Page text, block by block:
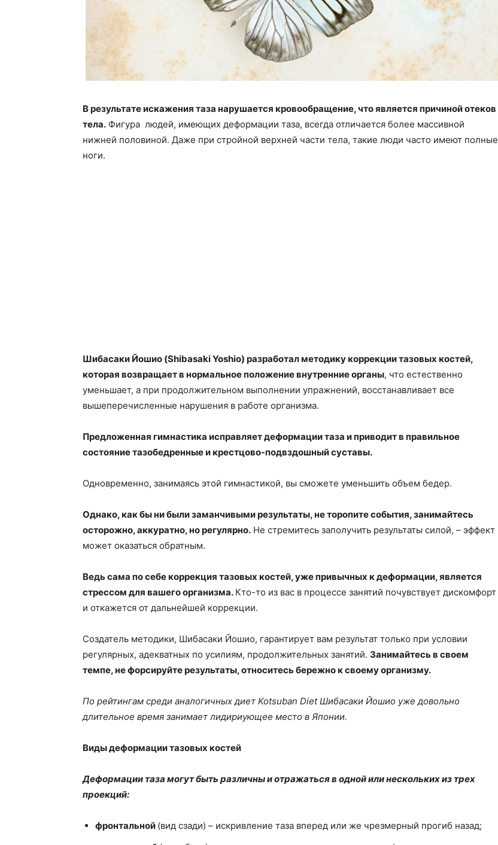
В результате искажения таза нарушается кровообращение, что является причиной отеков
тела. Фигура людей, имеющих деформации таза, всегда отличается более массивной
нижней половиной. Даже при стройной верхней части тела, такие люди часто имеют полные
ноги.
Шибасаки Йошио (Shibasaki Yoshio) разработал методику коррекции тазовых костей,
которая возвращает в нормальное положение внутренние органы, что естественно
уменьшает, а при продолжительном выполнении упражнений, восстанавливает все
вышеперечисленные нарушения в работе организма.
Предложенная гимнастика исправляет деформации таза и приводит в правильное
состояние тазобедренные и крестцово-подвздошный суставы.
Одновременно, занимаясь этой гимнастикой, вы сможете уменьшить объем бедер.
Однако, как бы ни были заманчивыми результаты, не торопите события, занимайтесь
осторожно, аккуратно, но регулярно. Не стремитесь заполучить результаты силой, – эффект
может оказаться обратным.
Ведь сама по себе коррекция тазовых костей, уже привычных к деформации, является
стрессом для вашего организма. Кто-то из вас в процессе занятий почувствует дискомфорт
и откажется от дальнейшей коррекции.
Создатель методики, Шибасаки Йошио, гарантирует вам результат только при условии
регулярных, адекватных по усилиям, продолжительных занятий. Занимайтесь в своем
темпе, не форсируйте результаты, относитесь бережно к своему организму.
По рейтингам среди аналогичных диет Kotsuban Diet Шибасаки Йошио уже довольно
длительное время занимает лидириующее место в Японии.
Виды деформации тазовых костей
Деформации таза могут быть различны и отражаться в одной или нескольких из трех
проекций:
фронтальной (вид сзади) – искривление таза вперед или же чрезмерный прогиб назад;